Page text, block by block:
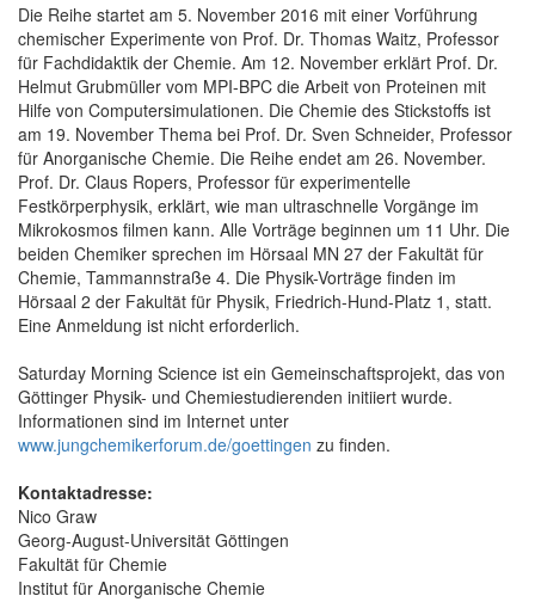
Die Reihe startet am 5. November 2016 mit einer Vorführung
chemischer Experimente von Prof. Dr. Thomas Waitz, Professor
für Fachdidaktik der Chemie. Am 12. November erklärt Prof. Dr.
Helmut Grubmüller vom MPI-BPC die Arbeit von Proteinen mit
Hilfe von Computersimulationen. Die Chemie des Stickstoffs ist
am 19. November Thema bei Prof. Dr. Sven Schneider, Professor
für Anorganische Chemie. Die Reihe endet am 26. November.
Prof. Dr. Claus Ropers, Professor für experimentelle
Festkörperphysik, erklärt, wie man ultraschnelle Vorgänge im
Mikrokosmos filmen kann. Alle Vorträge beginnen um 11 Uhr. Die
beiden Chemiker sprechen im Hörsaal MN 27 der Fakultät für
Chemie, Tammannstraße 4. Die Physik-Vorträge finden im
Hörsaal 2 der Fakultät für Physik, Friedrich-Hund-Platz 1, statt.
Eine Anmeldung ist nicht erforderlich.
Saturday Morning Science ist ein Gemeinschaftsprojekt, das von
Göttinger Physik- und Chemiestudierenden initiiert wurde.
Informationen sind im Internet unter
www.jungchemikerforum.de/goettingen zu finden.
Kontaktadresse:
Nico Graw
Georg-August-Universität Göttingen
Fakultät für Chemie
Institut für Anorganische Chemie